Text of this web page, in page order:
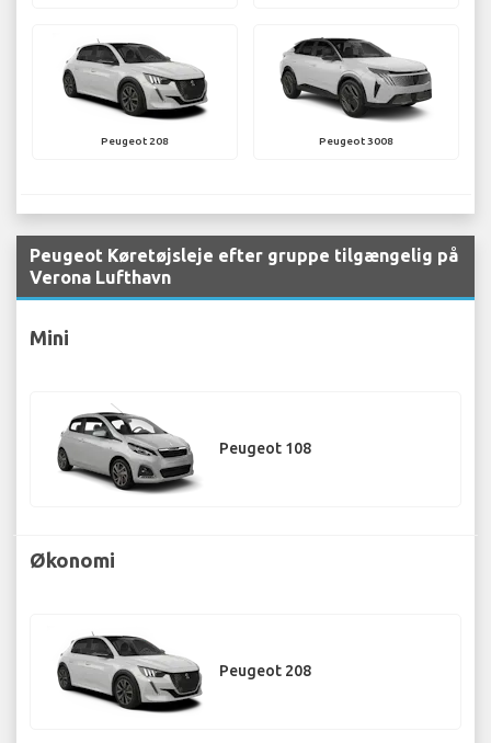
Peugeot 208 Peugeot 3008
Peugeot Køretøjsleje efter gruppe tilgængelig på
Verona Lufthavn
Mini
Peugeot 108
Økonomi
Peugeot 208